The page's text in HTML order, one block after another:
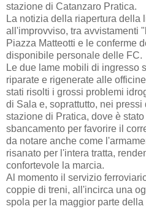
stazione di Catanzaro Pratica.
La notizia della riapertura della
all'improvviso, tra avvistamenti
Piazza Matteotti e le conferme
disponibile personale delle FC.
Le due lame mobili di ingresso
riparate e rigenerate alle
stati risolti i grossi problemi
di Sala e, soprattutto, nei
stazione di Pratica, dove è
sbancamento per favorire il
da notare anche come
risanato per l'intera tratta,
confortevole la marcia.
Al momento il servizio
coppie di treni, all'incirca una
spola per la maggior parte